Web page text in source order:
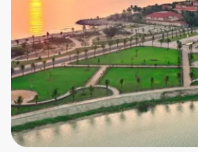
Min Rejse